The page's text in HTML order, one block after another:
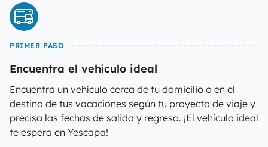
PRIMER PASO
Encuentra el vehículo ideal
Encuentra un vehículo cerca de tu domicilio o en el
destino de tus vacaciones según tu proyecto de viaje y
precisa las fechas de salida y regreso. ¡El vehículo ideal
te espera en Yescapa!